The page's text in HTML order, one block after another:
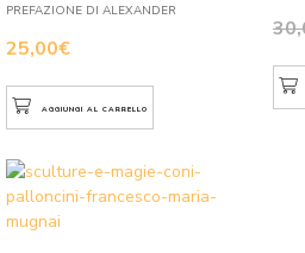
25,00€
PREFAZIONE DI ALEXANDER
AGGIUNGI AL CARRELLO